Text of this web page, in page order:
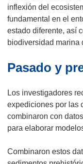
r
i
r
á
n
u
a
n
u
a
inflexión del
fundamental en el
estado diferente, así
biodiversidad marina
Pasado y
Los investigadores
expediciones por las
combinaron con
para elaborar
Combinaron estos